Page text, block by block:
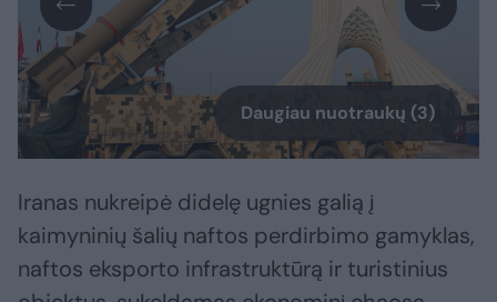
Daugiau nuotraukų (3)
Iranas nukreipė didelę ugnies galią į
kaimyninių šalių naftos perdirbimo gamyklas,
naftos eksporto infrastruktūrą ir turistinius